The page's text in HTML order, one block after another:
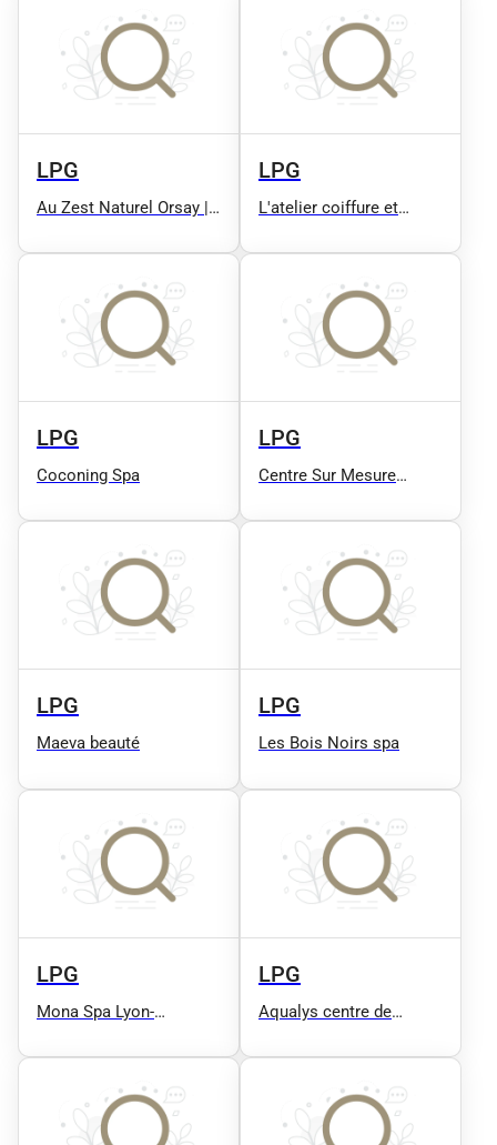
amincissant UCW)
LPG
Au Zest Naturel Orsay |
LPG
L'atelier coiffure et
LPG
Coconing Spa
LPG
Centre Sur Mesure
| Remise en Forme
LPG
Maeva beauté
LPG
Les Bois Noirs spa
LPG
Mona Spa Lyon-
LPG
Aqualys centre de